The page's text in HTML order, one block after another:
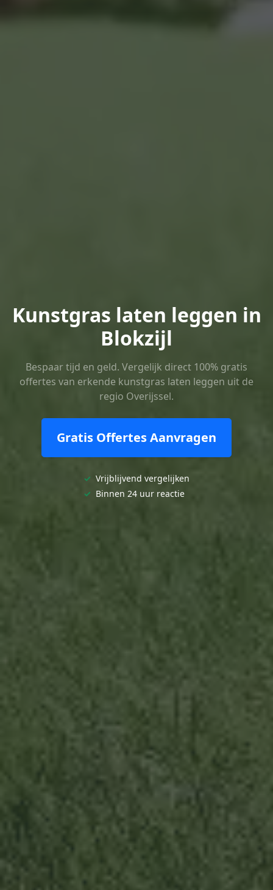
Kunstgras laten leggen in
Blokzijl
Bespaar tijd en geld. Vergelijk direct 100% gratis
offertes van erkende kunstgras laten leggen uit de
regio Overijssel.
Gratis Offertes Aanvragen
✓ Vrijblijvend vergelijken
✓ Binnen 24 uur reactie